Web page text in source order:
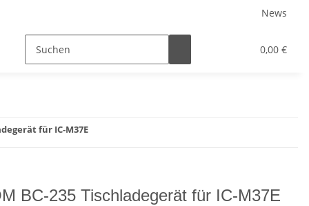
News
0,00 €
für IC-M37E
BC-235 Tischladegerät für IC-M37E